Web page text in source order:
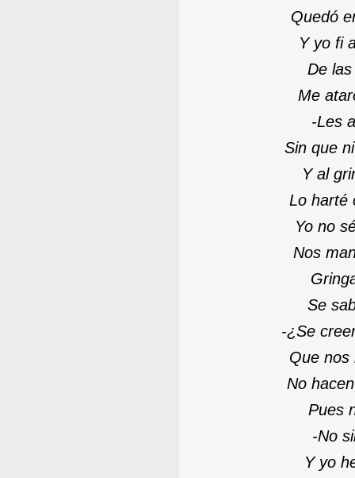
Quedó
Y yo fi
De
Me
-Les
Sin que
Y al
Lo harté
Yo no
Nos
Se
-¿Se
Que nos
No
Pues
-No
Y yo